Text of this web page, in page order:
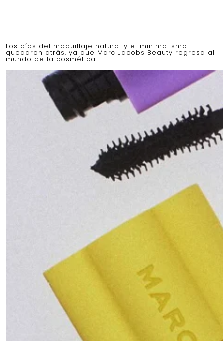
Los días del maquillaje natural y el minimalismo
quedaron atrás, ya que Marc Jacobs Beauty regresa al
mundo de la cosmética.